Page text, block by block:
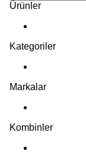
Ürünler
Kategoriler
Markalar
Kombinler